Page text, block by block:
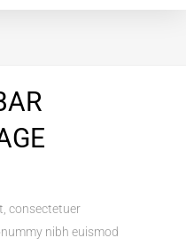
consectetuer
nibh euismod